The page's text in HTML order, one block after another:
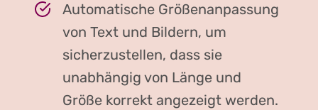
Automatische Größenanpassung
von Text und Bildern, um
sicherzustellen, dass sie
unabhängig von Länge und
Größe korrekt angezeigt werden.